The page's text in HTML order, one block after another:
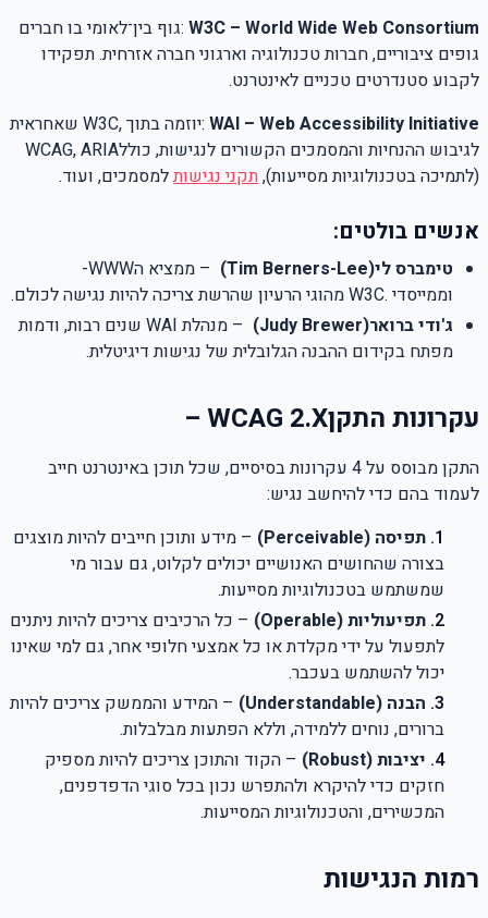
W3C – World Wide Web Consortium
:גוף בין־לאומי בו חברים
גופים ציבוריים, חברות טכנולוגיה וארגוני חברה אזרחית. תפקידו
לקבוע סטנדרטים טכניים לאינטרנט.
WAI – Web Accessibility Initiative
:יוזמה בתוךW3C, שאחראית
לגיבוש ההנחיות והמסמכים הקשורים לנגישות, כוללWCAG, ARIA
(לתמיכה בטכנולוגיות מסייעות),תקני נגישותלמסמכים, ועוד.
אנשים בולטים:
טימברס לי(Tim Berners-Lee)
– ממציא ה-WWW
וממייסדי W3C.מהוגי הרעיון שהרשת צריכה להיות נגישה לכולם.
ג'ודי ברואר(Judy Brewer)
– מנהלתWAI שנים רבות, ודמות
מפתח בקידום ההבנה הגלובלית של נגישות דיגיטלית.
עקרונות התקן– WCAG 2.X
התקן מבוסס על 4 עקרונות בסיסיים, שכל תוכן באינטרנט חייב
לעמוד בהם כדי להיחשב נגיש:
תפיסה (Perceivable)
– מידע ותוכן חייבים להיות מוצגים
בצורה שהחושים האנושיים יכולים לקלוט, גם עבור מי
שמשתמש בטכנולוגיות מסייעות.
תפיעוליות(Operable)
– כל הרכיבים צריכים להיות ניתנים
לתפעול על ידי מקלדת או כל אמצעי חלופי אחר, גם למי שאינו
יכול להשתמש בעכבר.
הבנה (Understandable)
– המידע והממשק צריכים להיות
ברורים, נוחים ללמידה, וללא הפתעות מבלבלות.
יציבות(Robust)
– הקוד והתוכן צריכים להיות מספיק
חזקים כדי להיקרא ולהתפרש נכון בכל סוגי הדפדפנים,
המכשירים, והטכנולוגיות המסייעות.
רמות הנגישות